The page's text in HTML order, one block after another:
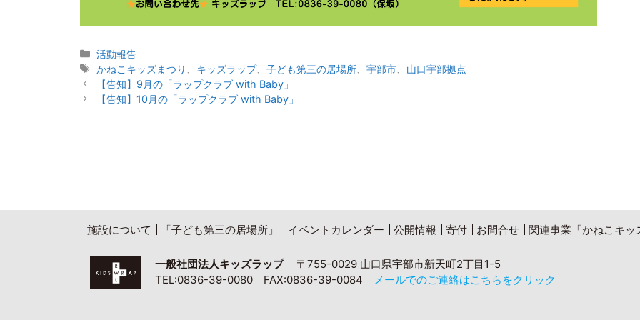
カ
テ
ゴ
リ
活動報告
タ
グ
かねこキッズまつり キッズラップ、子ども第三の居場所 、宇部市
山口宇部拠点
投
稿
【告知】9月の「ラップクラブ with Baby」
【告知】10月の「ラップクラブ with Baby」
施設について 「子ども第三の居場所」 イベントカレンダー 公開情報 寄付 お問合せ 関連事業「かねこキッ
一般社団法人キッズラップ
〒755-0029 山口県宇部市新天町2丁目1-5
TEL:0836-39-0080 FAX:0836-39-0084
メールでのご連絡はこちらをクリック